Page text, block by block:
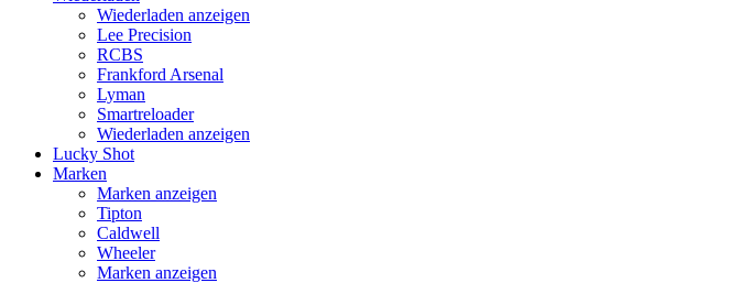
Wiederladen anzeigen
Lee Precision
RCBS
Frankford Arsenal
Lyman
Smartreloader
Wiederladen anzeigen
Lucky Shot
Marken
Marken anzeigen
Tipton
Caldwell
Wheeler
Marken anzeigen